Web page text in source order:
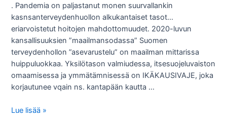
. Pandemia on paljastanut monen suurvallankin
kasnsanterveydenhuollon alkukantaiset tasot…
eriarvoistetut hoitojen mahdottomuudet. 2020-luvun
kansallisuuksien ”maailmansodassa” Suomen
terveydenhollon ”asevarustelu” on maailman mittarissa
huippuluokkaa. Yksilötason valmiudessa, itsesuojeluvaiston
omaamisessa ja ymmätämnisessä on IKÄKAUSIVAJE, joka
korjautunee vqain ns. kantapään kautta …
Kansanterveyden
Lue lisää »